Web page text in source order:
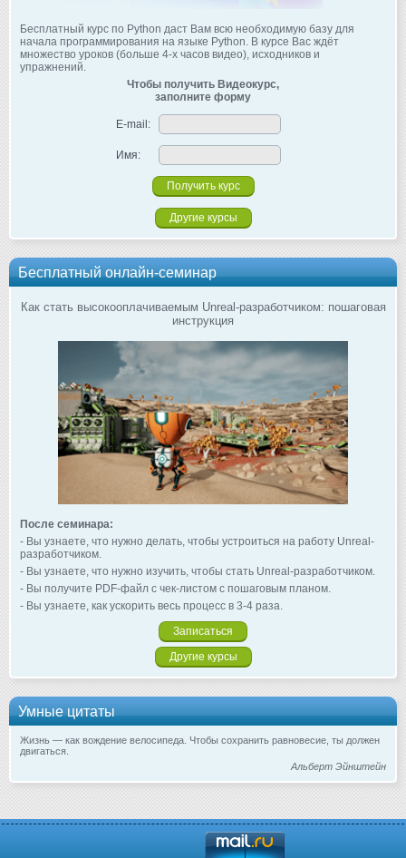
Бесплатный курс по Python даст Вам всю необходимую базу для
начала программирования на языке Python. В курсе Вас ждёт
множество уроков (больше 4-х часов видео), исходников и
упражнений.
Чтобы получить Видеокурс,
заполните форму
E-mail:
Имя:
Другие курсы
Бесплатный онлайн-семинар
Как стать высокооплачиваемым Unreal-разработчиком: пошаговая
инструкция
После семинара:
- Вы узнаете, что нужно делать, чтобы устроиться на работу Unreal-
разработчиком.
- Вы узнаете, что нужно изучить, чтобы стать Unreal-разработчиком.
- Вы получите PDF-файл с чек-листом с пошаговым планом.
- Вы узнаете, как ускорить весь процесс в 3-4 раза.
Записаться
Другие курсы
Умные цитаты
Жизнь — как вождение велосипеда. Чтобы сохранить равновесие, ты должен
двигаться.
Альберт Эйнштейн